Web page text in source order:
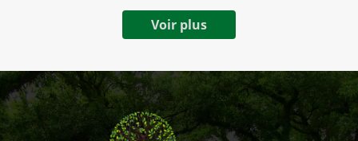
Voir plus